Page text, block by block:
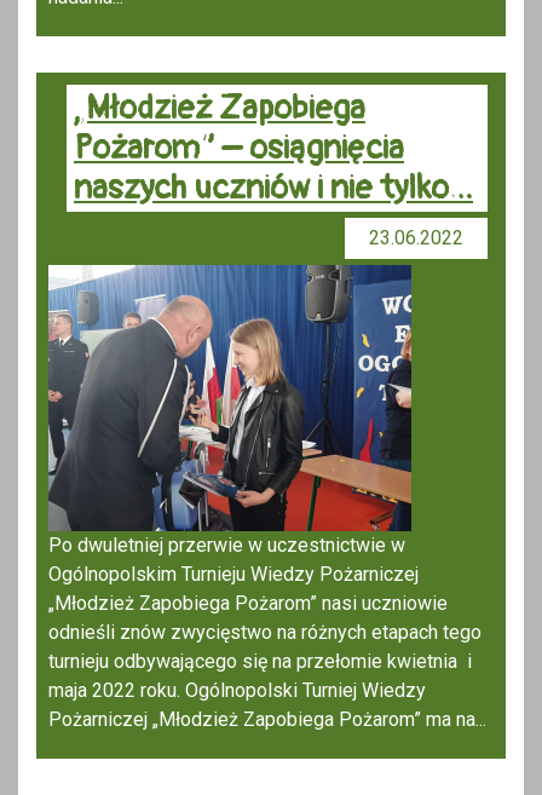
„Młodzież Zapobiega
Pożarom” – osiągnięcia
naszych uczniów i nie tylko…
23.06.2022
Po dwuletniej przerwie w uczestnictwie w
Ogólnopolskim Turnieju Wiedzy Pożarniczej
„Młodzież Zapobiega Pożarom” nasi uczniowie
odnieśli znów zwycięstwo na różnych etapach tego
turnieju odbywającego się na przełomie kwietnia i
maja 2022 roku. Ogólnopolski Turniej Wiedzy
Pożarniczej „Młodzież Zapobiega Pożarom” ma na...